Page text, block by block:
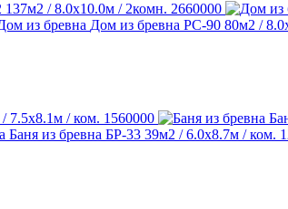
137м2 / 8.0х10.0м / 2комн. 2660000
Дом из бревна РС-90 80м2 /
7.5х8.1м / ком. 1560000
Баня из бревна БР-33 39м2 / 6.0х8.7м / ком.